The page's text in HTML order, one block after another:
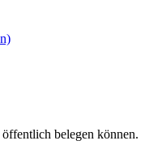
belegen können.